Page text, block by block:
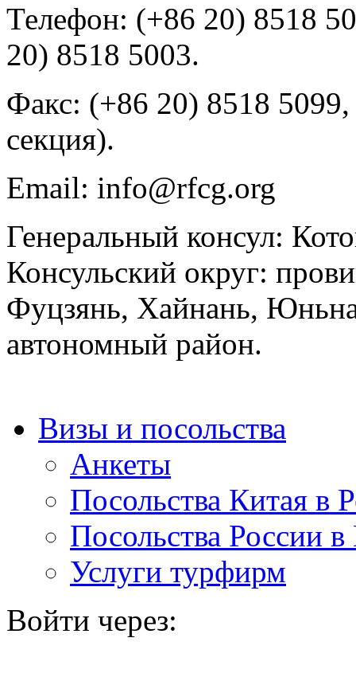
Телефон: (+86 20) 8518
20) 8518 5003.
Факс: (+86 20) 8518
секция).
Email: info@rfcg.org
Генеральный консул:
Консульский округ:
Фуцзянь, Хайнань,
автономный район.
Визы и посольства
Анкеты
Посольства Китая в
Посольства России в
Услуги турфирм
Войти через: